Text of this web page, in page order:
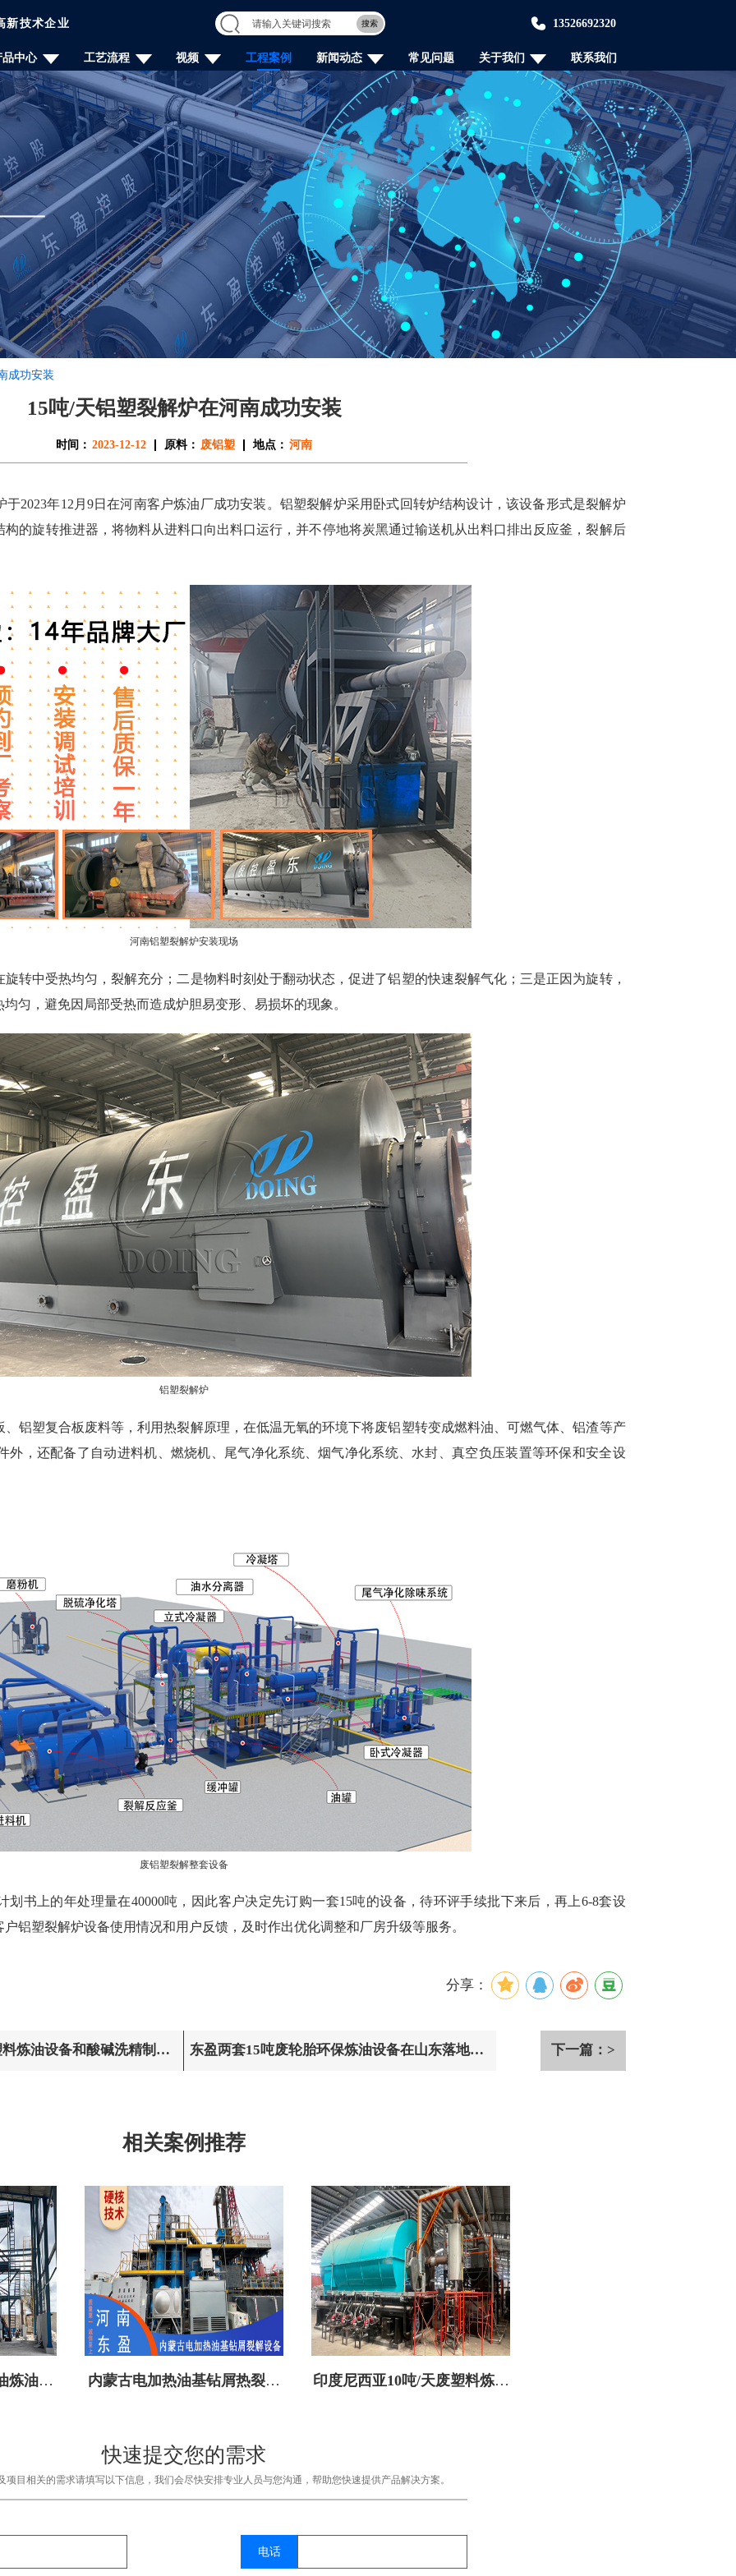
新技术企业 搜索 13526692320
品中心 工艺流程 视频 工程案例 新闻动态 常见问题 关于我们 联系我们
成功安装
15吨/天铝塑裂解炉在河南成功安装
时间： 2023-12-12 原料： 废铝塑 地点： 河南
2023年12月9日在河南客户炼油厂成功安装。铝塑裂解炉采用卧式回转炉结构设计，该设备形式是裂解炉
的旋转推进器，将物料从进料口向出料口运行，并不停地将炭黑通过输送机从出料口排出反应釜，裂解后
河南铝塑裂解炉安装现场
转中受热均匀，裂解充分；二是物料时刻处于翻动状态，促进了铝塑的快速裂解气化；三是正因为旋转，
匀，避免因局部受热而造成炉胆易变形、易损坏的现象。
铝塑裂解炉
铝塑复合板废料等，利用热裂解原理，在低温无氧的环境下将废铝塑转变成燃料油、可燃气体、铝渣等产
外，还配备了自动进料机、燃烧机、尾气净化系统、烟气净化系统、水封、真空负压装置等环保和安全设
废铝塑裂解整套设备
书上的年处理量在40000吨，因此客户决定先订购一套15吨的设备，待环评手续批下来后，再上6-8套设
铝塑裂解炉设备使用情况和用户反馈，及时作出优化调整和厂房升级等服务。
分享：
炼油设备和酸碱洗精制柴 东盈两套15吨废轮胎环保炼油设备在山东落地安 下一篇：>
相关案例推荐
炼油设
内蒙古电加热油基钻屑热裂解
印度尼西亚10吨/天废塑料炼油
快速提交您的需求
项目相关的需求请填写以下信息，我们会尽快安排专业人员与您沟通，帮助您快速提供产品解决方案。
电话